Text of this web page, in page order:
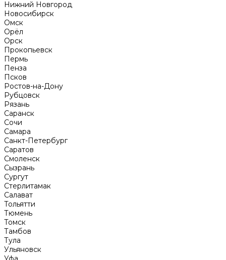
Нижний Новгород
Новосибирск
Омск
Орёл
Орск
Прокопьевск
Пермь
Пенза
Псков
Ростов-на-Дону
Рубцовск
Рязань
Саранск
Сочи
Самара
Санкт-Петербург
Саратов
Смоленск
Сызрань
Сургут
Стерлитамак
Салават
Тольятти
Тюмень
Томск
Тамбов
Тула
Ульяновск